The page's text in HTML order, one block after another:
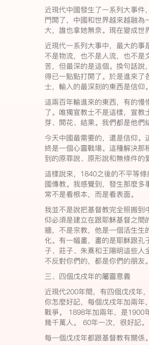
近現代中國發生了一系列大事
門開了，中國和世界越來越融為
大，誰也拿她無奈。現在變成世
近現代一系列大事中，最大的事
不是物流，也不是人流，也不
苦，但最深的是這個。換句話
得已一點點打開了。於是進來了
士，輸入的最深刻的東西是信仰。
這兩百年輸進來的東西，有的
了。唯獨宣教士不是這樣，宣
芽、開花、結果。我們都是他們
今天中國最需要的，還是信仰。
終是一個心靈戰場。這種解決那
到的原罪說、原形說和無條件的
這樣說來，1840之後的不平等
國傳教。我感覺到，發生那麼
常不是看根本，而是看表面。
我並不是說把基督教完全照搬到
仰必須是建立在跟耶穌基督之間
牆，不是宗教，他是一個活生生
化。有一幅畫，畫的是耶穌跟孔
子、莊子、朱熹和王陽明這些
不反對你們的，都是你們的朋友。
三、四個戊戌年的屬靈意義
近現代200年間，有四個戊戌年
你怎麼好記，每個戊戌年加兩
戰爭。 1898年加兩年，是1900
幾千萬人。 60年一次，很好記
每一個戊戌年都跟基督教有關係